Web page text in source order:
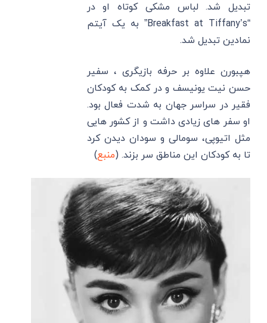
تبدیل شد. لباس مشکی کوتاه او در
“Breakfast at Tiffany’s” به یک آیتم
نمادین تبدیل شد.
هپبورن علاوه بر حرفه بازیگری ، سفیر
حسن نیت یونیسف و در کمک به کودکان
فقیر در سراسر جهان به شدت فعال بود.
او سفر های زیادی داشت و از کشور هایی
مثل اتیوپی، سومالی و سودان دیدن کرد
تا به کودکان این مناطق سر بزند. (منبع)